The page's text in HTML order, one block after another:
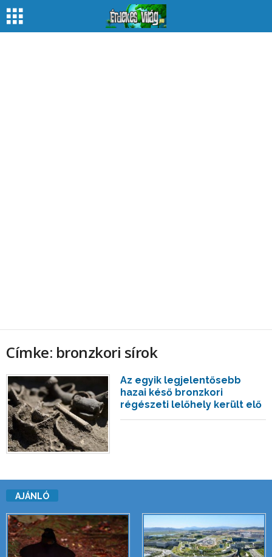
Címke: bronzkori sírok
Az egyik legjelentősebb
hazai késő bronzkori
régészeti lelőhely került elő
AJÁNLÓ